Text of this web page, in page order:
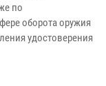
по
оборота оружия
удостоверения